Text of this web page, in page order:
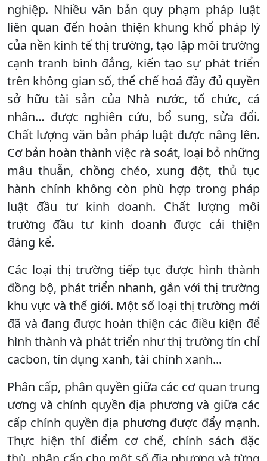
nghiệp. Nhiều văn bản quy phạm pháp luật
liên quan đến hoàn thiện khung khổ pháp lý
của nền kinh tế thị trường, tạo lập môi trường
cạnh tranh bình đẳng, kiến tạo sự phát triển
trên không gian số, thể chế hoá đầy đủ quyền
sở hữu tài sản của Nhà nước, tổ chức, cá
nhân… được nghiên cứu, bổ sung, sửa đổi.
Chất lượng văn bản pháp luật được nâng lên.
Cơ bản hoàn thành việc rà soát, loại bỏ những
mâu thuẫn, chồng chéo, xung đột, thủ tục
hành chính không còn phù hợp trong pháp
luật đầu tư kinh doanh. Chất lượng môi
trường đầu tư kinh doanh được cải thiện
đáng kể.
Các loại thị trường tiếp tục được hình thành
đồng bộ, phát triển nhanh, gắn với thị trường
khu vực và thế giới. Một số loại thị trường mới
đã và đang được hoàn thiện các điều kiện để
hình thành và phát triển như thị trường tín chỉ
cacbon, tín dụng xanh, tài chính xanh...
Phân cấp, phân quyền giữa các cơ quan trung
ương và chính quyền địa phương và giữa các
cấp chính quyền địa phương được đẩy mạnh.
Thực hiện thí điểm cơ chế, chính sách đặc